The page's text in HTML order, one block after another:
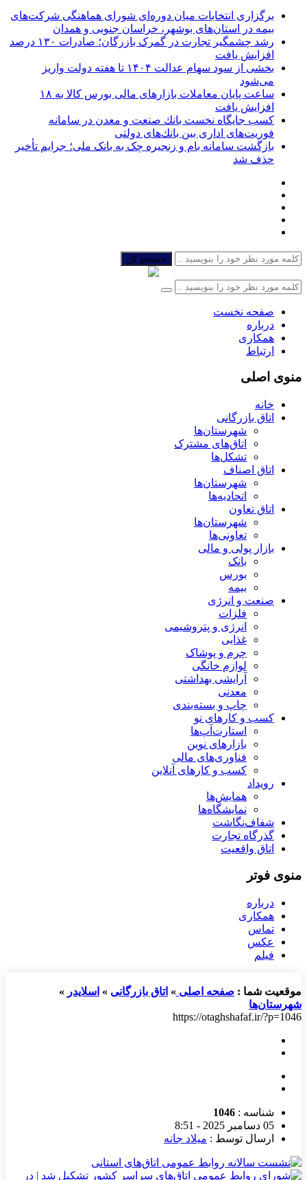
برگزاری انتخابات میان دوره‌ای شورای هماهنگی شرکت‌های
بیمه در استان‌های بوشهر، خراسان جنوبی و همدان
رشد چشمگیر تجارت در گمرک بازرگان؛ صادرات ۱۳۰ درصد
افزایش یافت
بخشی از سود سهام عدالت ۱۴۰۴ تا هفته دولت واریز
می‌شود
ساعت پایان معاملات بازارهای مالی بورس کالا به ۱۸
افزایش یافت
كسب جایگاه نخست بانك صنعت و معدن در سامانه
فوریت‌های اداری بین بانك‌های دولتی
بازگشت سامانه بام و زنجیره چک به بانک ملی؛ جرایم تأخیر
حذف شد
جستجو کن
صفحه نخست
درباره
همکاری
ارتباط
منوی اصلی
خانه
اتاق بازرگانی
شهرستان‌ها
اتاق‌های مشترک
تشکل‌ها
اتاق اصناف
شهرستان‌ها
اتحادیه‌ها
اتاق تعاون
شهرستان‌ها
تعاونی‌ها
بازار پولی و مالی
بانک
بورس
بیمه
صنعت و انرژی
فلزات
انرژی و پتروشیمی
غذایی
چرم و پوشاک
لوازم خانگی
آرایشی بهداشتی
معدنی
چاپ و بسته‌بندی
کسب و کارهای نو
استارت‌آپ‌ها
بازارهای نوین
فناوری‌های مالی
کسب و کارهای آنلاین
رویداد
همایش‌ها
نمایشگاه‌ها
شفاف‌نگاشت
گذرگاه تجارت
اتاق واقعیت
منوی فوتر
درباره
همکاری
تماس
عکس
فیلم
موقعیت شما : صفحه اصلی » اتاق بازرگانی » اسلایدر »
شهرستان‌ها
https://otaghshafaf.ir/?p=1046
شناسه : 1046
05 دسامبر 2025 - 8:51
ارسال توسط : میلاد جانه